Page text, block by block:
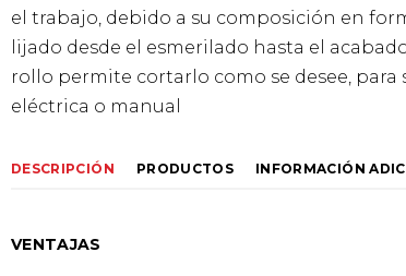
el trabajo, debido a su composición en
lijado desde el esmerilado hasta el
rollo permite cortarlo como se desee,
eléctrica o manual
DESCRIPCIÓN INFORMACIÓN
PRODUCTOS
VENTAJAS